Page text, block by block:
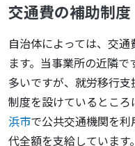
交通費の補助制度
自治体によっては、交
ます。当事業所の近隣
多いですが、就労移行
制度を設けているとこ
浜市で公共交通機関を
代全額を支給しています。